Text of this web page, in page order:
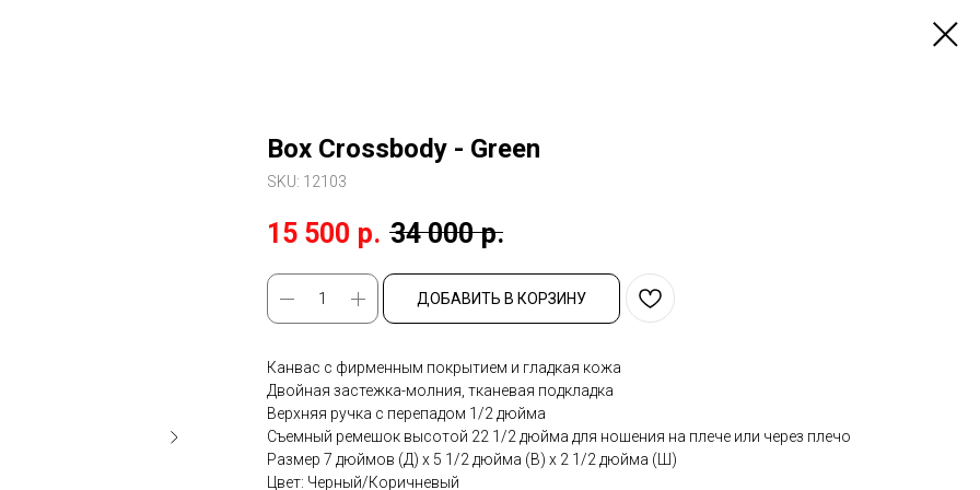
Box Crossbody - Green
SKU: 12103
15 500 р. 34 000 р.
ДОБАВИТЬ В КОРЗИНУ
Канвас с фирменным покрытием и гладкая кожа
Двойная застежка-молния, тканевая подкладка
Верхняя ручка с перепадом 1/2 дюйма
Съемный ремешок высотой 22 1/2 дюйма для ношения на плече или через плечо
Размер 7 дюймов (Д) x 5 1/2 дюйма (В) x 2 1/2 дюйма (Ш)
Цвет: Черный/Коричневый